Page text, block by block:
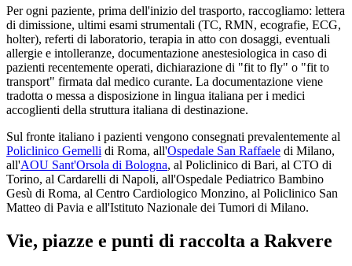
Per ogni paziente, prima dell'inizio del trasporto, raccogliamo: lettera
di dimissione, ultimi esami strumentali (TC, RMN, ecografie, ECG,
holter), referti di laboratorio, terapia in atto con dosaggi, eventuali
allergie e intolleranze, documentazione anestesiologica in caso di
pazienti recentemente operati, dichiarazione di "fit to fly" o "fit to
transport" firmata dal medico curante. La documentazione viene
tradotta o messa a disposizione in lingua italiana per i medici
accoglienti della struttura italiana di destinazione.
Sul fronte italiano i pazienti vengono consegnati prevalentemente al
Policlinico Gemelli di Roma, all'Ospedale San Raffaele di Milano,
all'AOU Sant'Orsola di Bologna, al Policlinico di Bari, al CTO di
Torino, al Cardarelli di Napoli, all'Ospedale Pediatrico Bambino
Gesù di Roma, al Centro Cardiologico Monzino, al Policlinico San
Matteo di Pavia e all'Istituto Nazionale dei Tumori di Milano.
Vie, piazze e punti di raccolta a Rakvere